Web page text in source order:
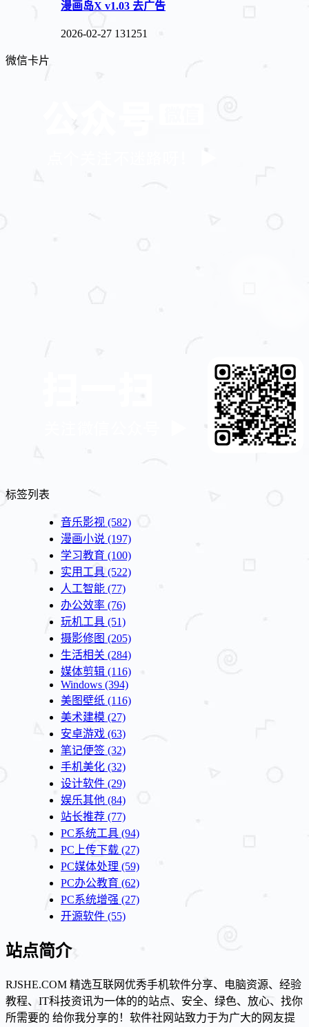
漫画岛X v1.03 去广告
2026-02-27 131251
微信卡片
标签列表
音乐影视 (582)
漫画小说 (197)
学习教育 (100)
实用工具 (522)
人工智能 (77)
办公效率 (76)
玩机工具 (51)
摄影修图 (205)
生活相关 (284)
媒体剪辑 (116)
Windows (394)
美图壁纸 (116)
美术建模 (27)
安卓游戏 (63)
笔记便签 (32)
手机美化 (32)
设计软件 (29)
娱乐其他 (84)
站长推荐 (77)
PC系统工具 (94)
PC上传下载 (27)
PC媒体处理 (59)
PC办公教育 (62)
PC系统增强 (27)
开源软件 (55)
站点简介
RJSHE.COM 精选互联网优秀手机软件分享、电脑资源、经验
教程、IT科技资讯为一体的的站点、安全、绿色、放心、找你
所需要的 给你我分享的！软件社网站致力于为广大的网友提